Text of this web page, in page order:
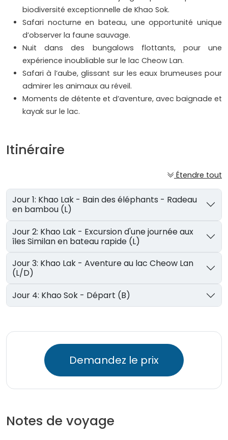
biodiversité exceptionnelle de Khao Sok.
Safari nocturne en bateau, une opportunité unique
d’observer la faune sauvage.
Nuit dans des bungalows flottants, pour une
expérience inoubliable sur le lac Cheow Lan.
Safari à l’aube, glissant sur les eaux brumeuses pour
admirer les animaux au réveil.
Moments de détente et d’aventure, avec baignade et
kayak sur le lac.
Itinéraire
Étendre tout
Jour 1: Khao Lak - Bain des éléphants - Radeau
en bambou (L)
Jour 2: Khao Lak - Excursion d'une journée aux
îles Similan en bateau rapide (L)
Jour 3: Khao Lak - Aventure au lac Cheow Lan
(L/D)
Jour 4: Khao Sok - Départ (B)
Demandez le prix
Notes de voyage